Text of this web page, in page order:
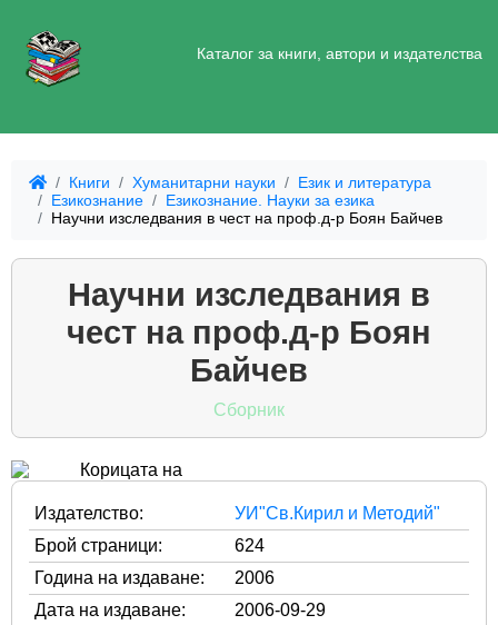
Каталог за книги, автори и издателства
Книги Хуманитарни науки
Език и литература
Езикознание
Езикознание. Науки за езика
Научни изследвания в чест на проф.д-р Боян Байчев
Научни изследвания в
чест на проф.д-р Боян
Байчев
Сборник
Издателство:
УИ"Св.Кирил и Методий"
Брой страници:
624
Година на издаване:
2006
Дата на издаване:
2006-09-29